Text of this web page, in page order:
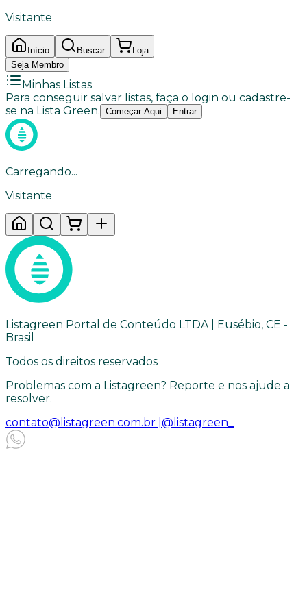
Visitante
Início Buscar
Loja
Seja Membro
Minhas Listas
Para conseguir salvar listas, faça o login ou cadastre-
se na Lista Green. Começar Aqui Entrar
Carregando...
Visitante
Listagreen Portal de Conteúdo LTDA | Eusébio, CE -
Brasil
Todos os direitos reservados
Problemas com a Listagreen? Reporte e nos ajude a
resolver.
contato@listagreen.com.br | @listagreen_